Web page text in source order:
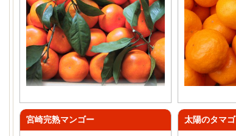
宮崎完熟マンゴー 太陽のタマゴ